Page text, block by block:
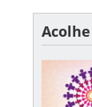
Acolhe